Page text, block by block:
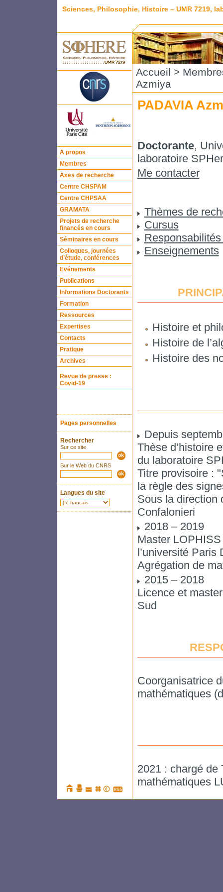
Sciences, Philosophie, Histoire – UMR 7219,
A propos
Membres
Axes de recherche
Centre CHSPAM
Centre CHPSAA
GRAMATA
Projets de recherche
financés en cours
Séminaires en cours
Colloques, journées
d’étude, conférences
Evénements
Publications
Informations Doctorants
Formation
Ressources
Expertises
Contacts
Pratique
Archives
Revue de presse :
Covid-19
Pages personnelles
Rechercher
Sur ce site
Sur le Web du CNRS
Langues du site
Accueil >
Azmiya
PADAVIA
Doctorante,
laboratoire
Me contacter
Thèmes de
Cursus
Enseignements
Histoire et
Histoire de
Histoire des
Depuis
Thèse d’histoire
du laboratoire
Titre provisoire :
la règle des
Sous la direction
Confalonieri
2018 – 2019
Master
l’université Paris
Agrégation de
2015 – 2018
Licence et
Sud
Coorganisatrice
mathématiques
2021 : chargé de
mathématiques